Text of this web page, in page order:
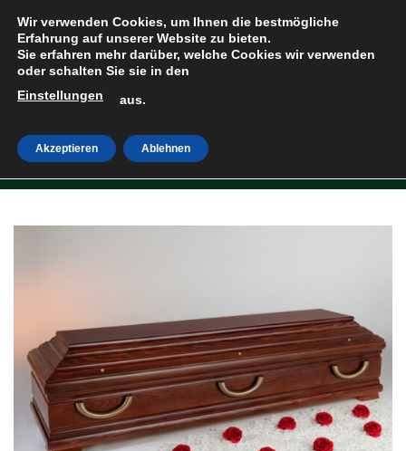
Inhalt
springen
HOME
Wir verwenden Cookies, um Ihnen die bestmögliche
Erfahrung auf unserer Website zu bieten.
Sie erfahren mehr darüber, welche Cookies wir verwenden
oder schalten Sie sie in den
Einstellungen
aus.
Akzeptieren Ablehnen